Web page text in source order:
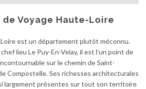
de Voyage Haute-Loire
est un département plutôt méconnu.
lieu Le Puy-En-Velay, il est l’un point de
sur le chemin de Saint-
Compostelle. Ses richesses architecturales
largement présentes sur tout son territoire